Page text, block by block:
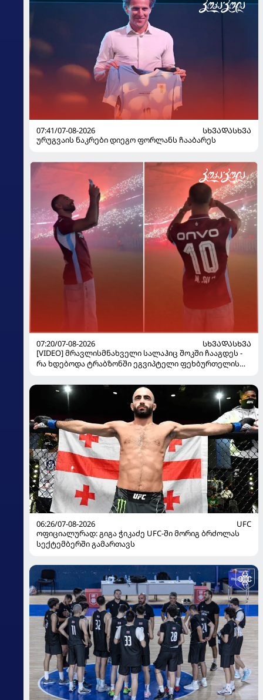
07:41/07-08-2026
ᲡᲮᲕᲐᲓᲐᲡᲮᲕᲐ
ურუგვაის ნაკრები დიეგო ფორლანს ჩააბარეს
07:20/07-08-2026
ᲡᲮᲕᲐᲓᲐᲡᲮᲕᲐ
[VIDEO] მრავლისმნახველი სალაჰიც შოკში ჩააგდეს -
რა ხდებოდა ტრაბზონში ეგვიპტელი ფეხბურთელის
06:26/07-08-2026
UFC
ოფიციალურად: გიგა ჭიკაძე UFC-ში მორიგ ბრძოლას
სექტემბერში გამართავს